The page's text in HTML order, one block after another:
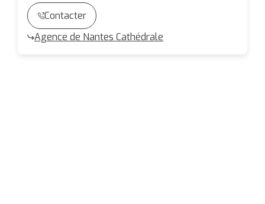
Contacter
Agence de Nantes Cathédrale